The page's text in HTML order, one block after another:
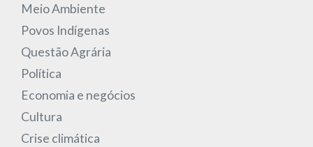
Meio Ambiente
Povos Indígenas
Questão Agrária
Política
Economia e negócios
Cultura
Crise climática